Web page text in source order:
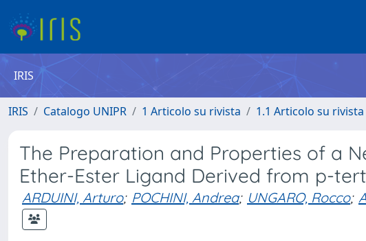
IRIS
IRIS Catalogo UNIPR 1 Articolo su rivista 1.1 Articolo su rivista
The Preparation and Properties of a
Ether-Ester Ligand Derived from p-
ARDUINI, Arturo; POCHINI, Andrea; UNGARO, Rocco;